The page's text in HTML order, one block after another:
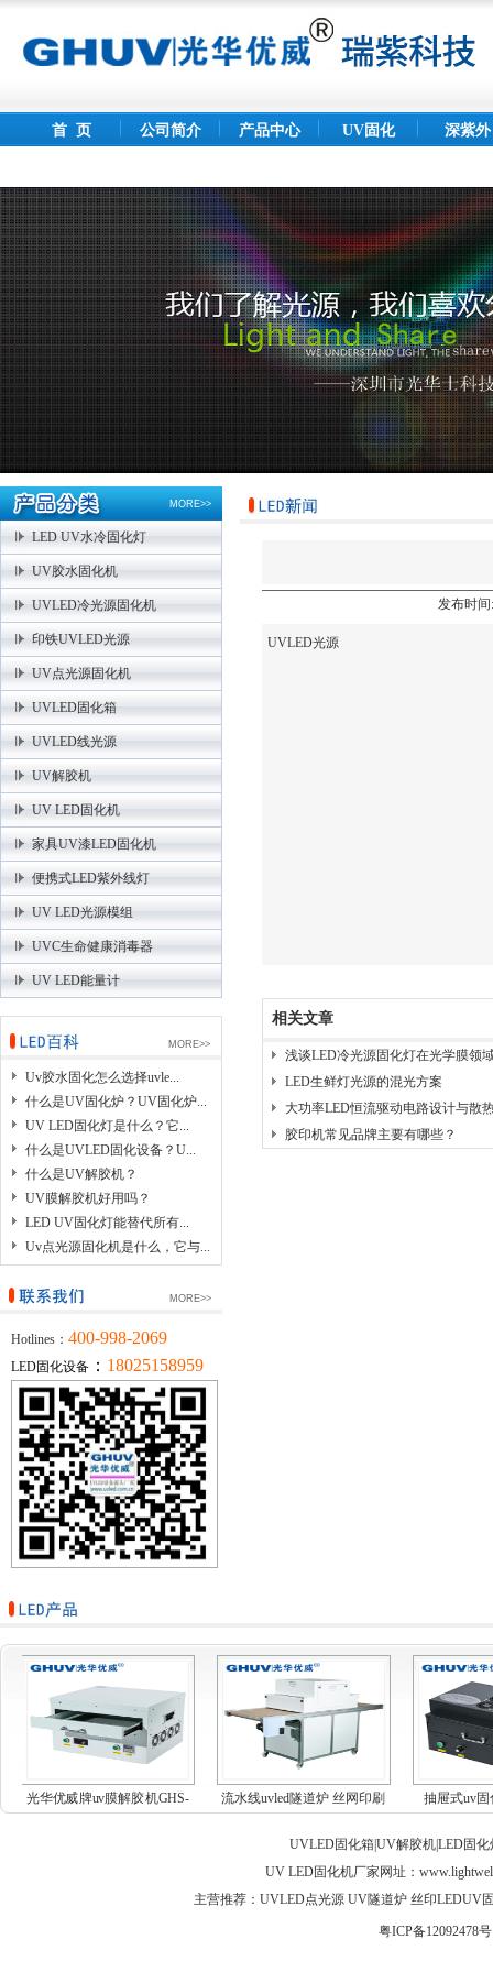
首 页 公司简介 产品中心 UV固化 深紫外
MORE>>
LED UV水冷固化灯
UV胶水固化机
UVLED冷光源固化机
印铁UVLED光源
UV点光源固化机
UVLED固化箱
UVLED线光源
UV解胶机
UV LED固化机
家具UV漆LED固化机
便携式LED紫外线灯
UV LED光源模组
UVC生命健康消毒器
UV LED能量计
MORE>>
Uv胶水固化怎么选择uvle...
什么是UV固化炉？UV固化炉...
UV LED固化灯是什么？它...
什么是UVLED固化设备？U...
什么是UV解胶机？
UV膜解胶机好用吗？
LED UV固化灯能替代所有...
Uv点光源固化机是什么，它与...
MORE>>
Hotlines： 400-998-2069
LED固化设备 ： 18025158959
发布时
UVLED光源
相关文章
浅谈LED冷光源固化灯在光学膜领
LED生鲜灯光源的混光方案
大功率LED恒流驱动电路设计与散
胶印机常见品牌主要有哪些？
光华优威牌uv膜解胶机GHS-
流水线uvled隧道炉 丝网印刷
抽屉式uv
UVLED固化箱|UV解胶机|LED固化
UV LED固化机厂家网址：
主营推荐：UVLED点光源 UV隧道炉 丝印LEDUV
粤ICP备12092478号